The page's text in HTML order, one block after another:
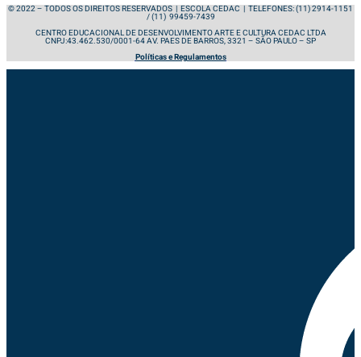
© 2022 – TODOS OS DIREITOS RESERVADOS | ESCOLA CEDAC | TELEFONES: (11) 2914-1151
/ (11) 99459-7439
CENTRO EDUCACIONAL DE DESENVOLVIMENTO ARTE E CULTURA CEDAC LTDA
CNPJ:43.462.530/0001-64 AV. PAES DE BARROS, 3321 – SÃO PAULO – SP
Políticas e Regulamentos